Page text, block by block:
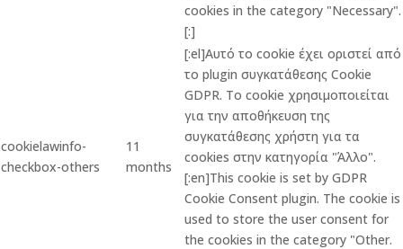
cookies in the category "Necessary".
[:]
cookielawinfo-
checkbox-others
11
months
[:el]Αυτό το cookie έχει οριστεί από
το plugin συγκατάθεσης Cookie
GDPR. Το cookie χρησιμοποιείται
για την αποθήκευση της
συγκατάθεσης χρήστη για τα
cookies στην κατηγορία "Άλλο".
[:en]This cookie is set by GDPR
Cookie Consent plugin. The cookie is
used to store the user consent for
the cookies in the category "Other.